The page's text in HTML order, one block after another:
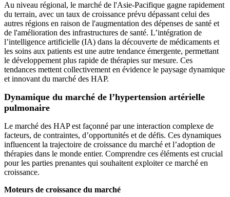
Au niveau régional, le marché de l'Asie-Pacifique gagne rapidement
du terrain, avec un taux de croissance prévu dépassant celui des
autres régions en raison de l'augmentation des dépenses de santé et
de l'amélioration des infrastructures de santé. L’intégration de
l’intelligence artificielle (IA) dans la découverte de médicaments et
les soins aux patients est une autre tendance émergente, permettant
le développement plus rapide de thérapies sur mesure. Ces
tendances mettent collectivement en évidence le paysage dynamique
et innovant du marché des HAP.
Dynamique du marché de l’hypertension artérielle
pulmonaire
Le marché des HAP est façonné par une interaction complexe de
facteurs, de contraintes, d’opportunités et de défis. Ces dynamiques
influencent la trajectoire de croissance du marché et l’adoption de
thérapies dans le monde entier. Comprendre ces éléments est crucial
pour les parties prenantes qui souhaitent exploiter ce marché en
croissance.
Moteurs de croissance du marché